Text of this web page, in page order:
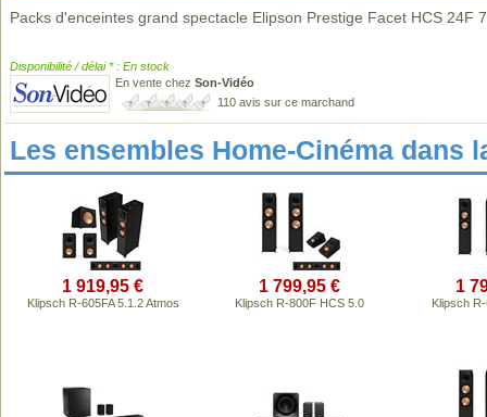
Packs d'enceintes grand spectacle Elipson Prestige Facet HCS 24F
Disponibilité / délai * : En stock
En vente chez Son-Vidéo
110 avis sur ce marchand
Les ensembles Home-Cinéma dans
1 919,95 €
Klipsch R-605FA 5.1.2 Atmos
1 799,95 €
Klipsch R-800F HCS 5.0
1
Klipsch